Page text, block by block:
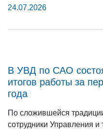
24.07.2026
В УВД по САО
итогов работы за
года
По сложившейся
сотрудники Управления и